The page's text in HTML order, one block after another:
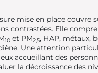
mise en place couvre
contrastées. Elle
10 et PM2,5, HAP, métaux,
Une attention
accueillant des
la décroissance des